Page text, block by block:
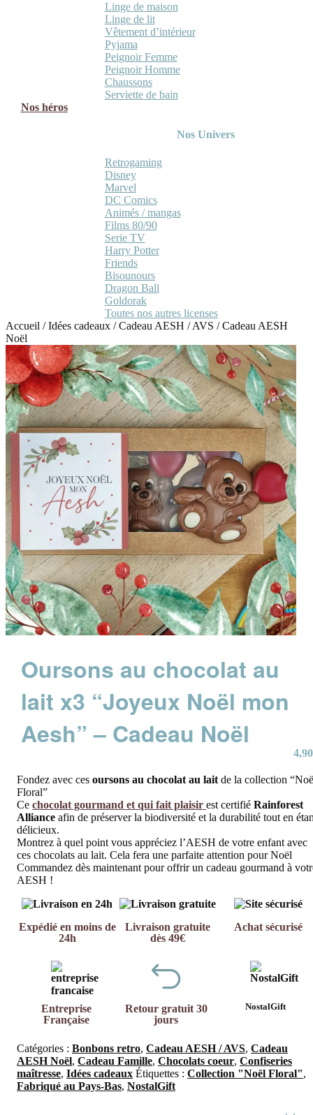
Linge de maison
Linge de lit
Vêtement d’intérieur
Pyjama
Peignoir Femme
Peignoir Homme
Chaussons
Serviette de bain
Nos héros
Nos Univers
Retrogaming
Disney
Marvel
DC Comics
Animés / mangas
Films 80/90
Serie TV
Harry Potter
Friends
Bisounours
Dragon Ball
Goldorak
Toutes nos autres licenses
Accueil /Idées cadeaux /Cadeau AESH / AVS /Cadeau AESH
Noël
Oursons au chocolat au
lait x3 “Joyeux Noël mon
Aesh” – Cadeau Noël
4,90
Fondez avec ces oursons au chocolat au lait de la collection
Floral”
Ce chocolat gourmand et qui fait plaisir est certifié Rainforest
Alliance afin de préserver la biodiversité et la durabilité tout en
délicieux.
Montrez à quel point vous appréciez l’AESH de votre enfant avec
ces chocolats au lait. Cela fera une parfaite attention pour Noël
Commandez dès maintenant pour offrir un cadeau gourmand à
AESH !
Expédié en moins de
24h
Livraison gratuite
dès 49€
Achat sécurisé
Entreprise
Française
Retour gratuit 30
jours
NostalGift
Catégories : Bonbons retro, Cadeau AESH / AVS, Cadeau
AESH Noël, Cadeau Famille, Chocolats coeur, Confiseries
maîtresse, Idées cadeaux Étiquettes : Collection "Noël Floral",
Fabriqué au Pays-Bas, NostalGift